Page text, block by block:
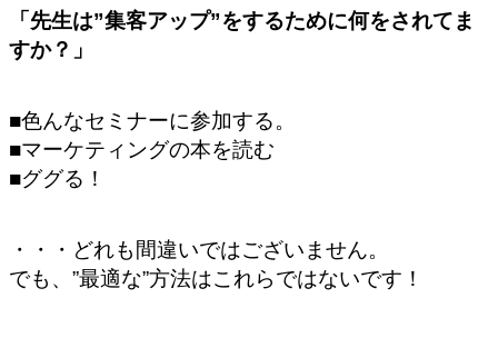
「先生は”集客アップ”をするために何をされてま
すか？」
■色んなセミナーに参加する。
■マーケティングの本を読む
■ググる！
・・・どれも間違いではございません。
でも、”最適な”方法はこれらではないです！